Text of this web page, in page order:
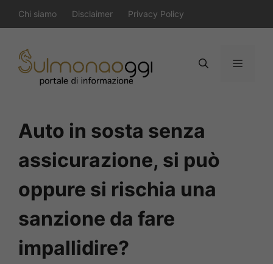
al
contenuto
Chi siamo Disclaimer Privacy Policy
Menu
Auto in sosta senza
assicurazione, si può
oppure si rischia una
sanzione da fare
impallidire?